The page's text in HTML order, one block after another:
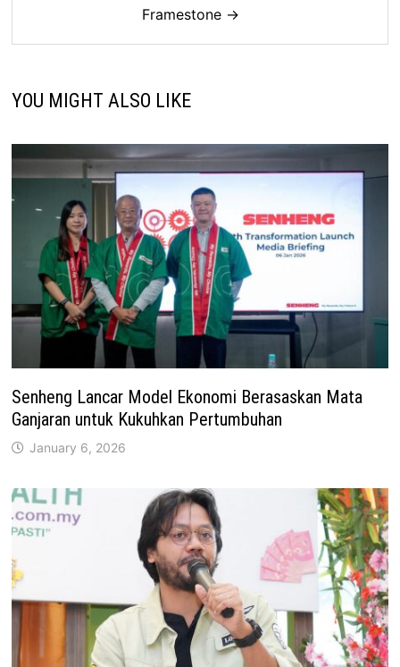
Framestone →
YOU MIGHT ALSO LIKE
Senheng Lancar Model Ekonomi Berasaskan Mata
Ganjaran untuk Kukuhkan Pertumbuhan
January 6, 2026